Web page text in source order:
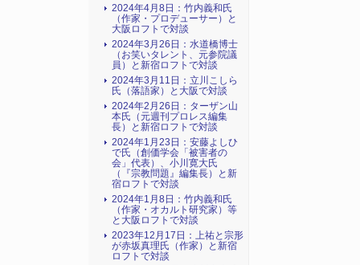
2024年4月8日：竹内義和氏
（作家・プロデューサー）と
大阪ロフトで対談
2024年3月26日：水道橋博士
（お笑いタレント、元参院議
員）と新宿ロフトで対談
2024年3月11日：立川こしら
氏（落語家）と大阪で対談
2024年2月26日：ターザン山
本氏（元週刊プロレス編集
長）と新宿ロフトで対談
2024年1月23日：安藤よしひ
で氏（創価学会「被害者の
会」代表）、小川寛大氏
（『宗教問題』編集長）と新
宿ロフトで対談
2024年1月8日：竹内義和氏
（作家・オカルト研究家）等
と大阪ロフトで対談
2023年12月17日：上祐と宗形
が赤坂真理氏（作家）と新宿
ロフトで対談